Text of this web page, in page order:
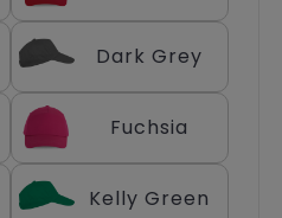
Dark Grey
Fuchsia
Kelly Green